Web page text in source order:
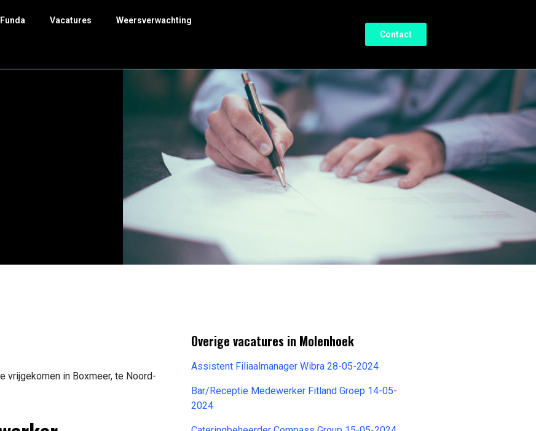
Funda Vacatures Weersverwachting
Contact
vrijgekomen in Boxmeer, te Noord-
Overige vacatures in Molenhoek
Assistent Filiaalmanager Wibra 28-05-2024
Bar/Receptie Medewerker Fitland Groep 14-05-
2024